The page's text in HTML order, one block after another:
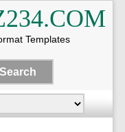
Templates